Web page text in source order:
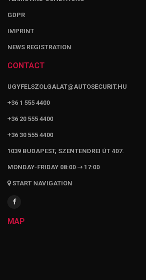
GDPR
IMPRINT
NEWS REGISTRATION
CONTACT
UGYFELSZOLGALAT@AUTOSECURIT.HU
+36 1 555 4400
+36 20 555 4400
+36 30 555 4400
1039 BUDAPEST, SZENTENDREI ÚT 407.
MONDAY-FRIDAY 08:00 ⇾ 17:00
START NAVIGATION
MAP